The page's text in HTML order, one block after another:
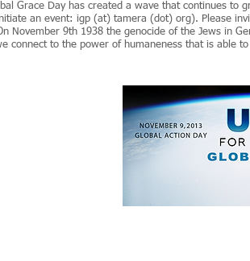
Grace Day has created a wave that continues to
an event: igp (at) tamera (dot) org). Please
November 9th 1938 the genocide of the Jews in
connect to the power of humaneness that is able